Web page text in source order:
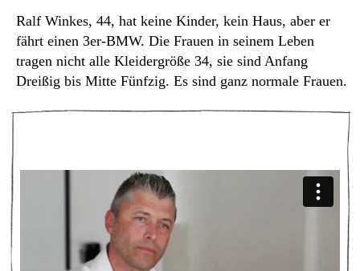
Ralf Winkes, 44, hat keine Kinder, kein Haus, aber er
fährt einen 3er-BMW. Die Frauen in seinem Leben
tragen nicht alle Kleidergröße 34, sie sind Anfang
Dreißig bis Mitte Fünfzig. Es sind ganz normale Frauen.